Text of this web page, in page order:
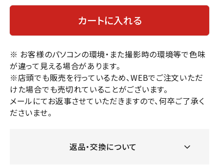
カートに入れる
※ お客様のパソコンの環境・また撮影時の環境等で色味
が違って見える場合があります。
※店頭でも販売を行っているため、WEBでご注文いただ
けた場合でも売切れていることがございます。
メールにてお返事させていただきますので、何卒ご了承く
ださいませ。
返品・交換について